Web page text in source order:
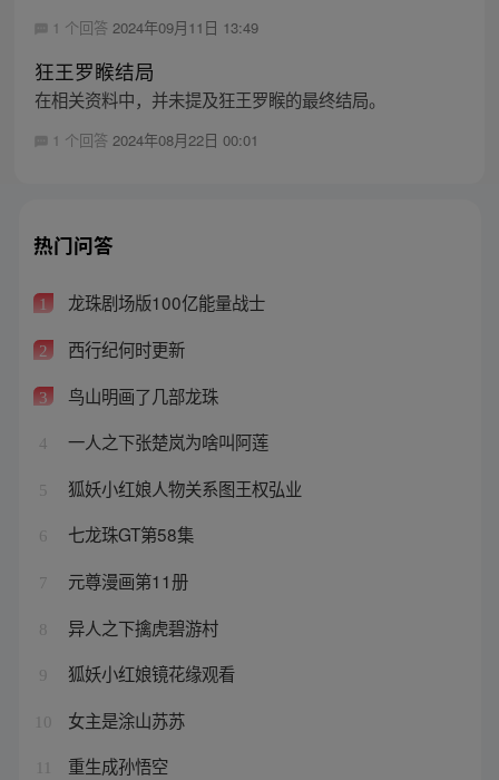
1 个回答 2024年09月11日 13:49
狂王罗睺结局
在相关资料中，并未提及狂王罗睺的最终结局。
1 个回答 2024年08月22日 00:01
热门问答
1 龙珠剧场版100亿能量战士
2 西行纪何时更新
3 鸟山明画了几部龙珠
4 一人之下张楚岚为啥叫阿莲
5 狐妖小红娘人物关系图王权弘业
6 七龙珠GT第58集
7 元尊漫画第11册
8 异人之下擒虎碧游村
9 狐妖小红娘镜花缘观看
10 女主是涂山苏苏
重生成孙悟空